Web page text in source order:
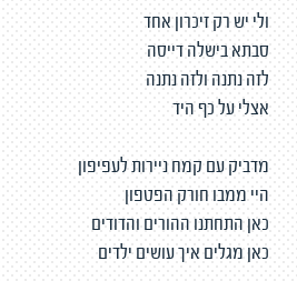
ולי יש רק זיכרון אחד
סבתא בישלה דייסה
לזה נתנה ולזה נתנה
אצלי על כף היד
מדביק עם קמח ניירות לעפיפון
היי ממבו חורק הפטפון
כאן התחתנו ההורים והדודים
כאן מגלים איך עושים ילדים